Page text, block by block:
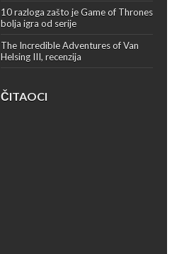
10 razloga zašto je Game of Thrones
bolja igra od serije
The Incredible Adventures of Van
Helsing III, recenzija
ČITAOCI